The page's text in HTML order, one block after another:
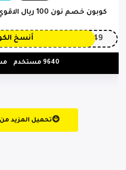
كوبون خصم نون 100 ريال الاقوي من Noon فى 2023
OP149 أنسخ
9640 مستخدم
تحميل المزيد من الكوبونات